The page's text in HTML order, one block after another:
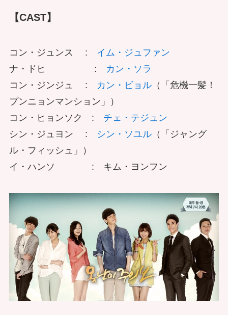
【CAST】
コン・ジュンス :
イム・ジュファン
ナ・ドヒ :
カン・ソラ
コン・ジンジュ :
カン・ビョル（「危機一髪！
プンニョンマンション」）
コン・ヒョンソク : チェ・テジュン
シン・ジュヨン :
シン・ソユル（「ジャング
ル・フィッシュ」）
イ・ハンソ : キム・ヨンフン